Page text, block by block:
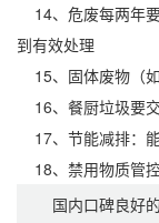
14、危废每两年
到有效处理
15、固体废物（
16、餐厨垃圾要
17、节能减排：
18、禁用物质管
国内口碑良好